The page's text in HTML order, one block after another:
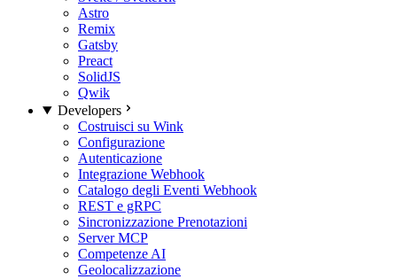
Astro
Remix
Gatsby
Preact
SolidJS
Qwik
Developers
Costruisci su Wink
Configurazione
Autenticazione
Integrazione Webhook
Catalogo degli Eventi Webhook
REST e gRPC
Sincronizzazione Prenotazioni
Server MCP
Competenze AI
Geolocalizzazione